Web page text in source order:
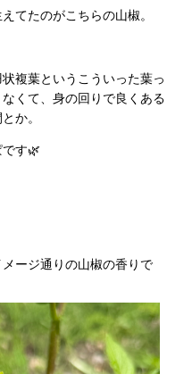
てたのがこちらの山椒。
複葉というこういった葉っ
くて、身の回りで良くある
か。
す🌿
ージ通りの山椒の香りで